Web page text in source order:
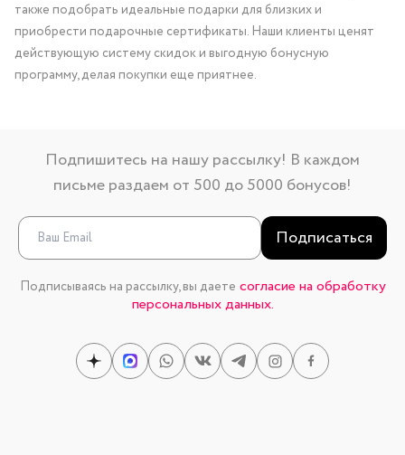
также подобрать идеальные подарки для близких и
приобрести подарочные сертификаты. Наши клиенты ценят
действующую систему скидок и выгодную бонусную
программу, делая покупки еще приятнее.
Подпишитесь на нашу рассылку! В каждом
письме раздаем от 500 до 5000 бонусов!
Подписаться
Подписываясь на рассылку, вы даете согласие на обработку
персональных данных.